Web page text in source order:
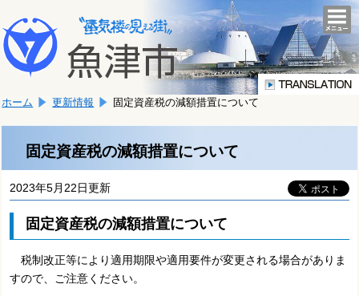
文
へ
移
ま
す。
こ
か
文
ホーム 更新情報 固定資産税の減額措置について
固定資産税の減額措置について
2023年5月22日更新
固定資産税の減額措置について
税制改正等により適用期限や適用要件が変更される場合がありま
すので、ご注意ください。